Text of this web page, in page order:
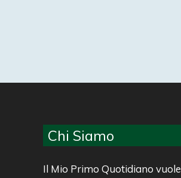
Chi Siamo
Il Mio Primo Quotidiano vuole